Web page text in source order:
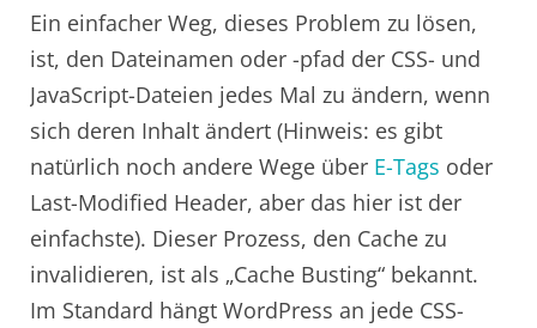
Ein einfacher Weg, dieses Problem zu lösen,
ist, den Dateinamen oder -pfad der CSS- und
JavaScript-Dateien jedes Mal zu ändern, wenn
sich deren Inhalt ändert (Hinweis: es gibt
natürlich noch andere Wege über E-Tags oder
Last-Modified Header, aber das hier ist der
einfachste). Dieser Prozess, den Cache zu
invalidieren, ist als „Cache Busting“ bekannt.
Im Standard hängt WordPress an jede CSS-